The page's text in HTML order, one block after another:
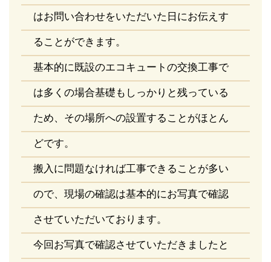
はお問い合わせをいただいた日にお伝えす
ることができます。
基本的に既設のエコキュートの交換工事で
は多くの場合基礎もしっかりと残っている
ため、その場所への設置することがほとん
どです。
搬入に問題なければ工事できることが多い
ので、現場の確認は基本的にお写真で確認
させていただいております。
今回お写真で確認させていただきましたと